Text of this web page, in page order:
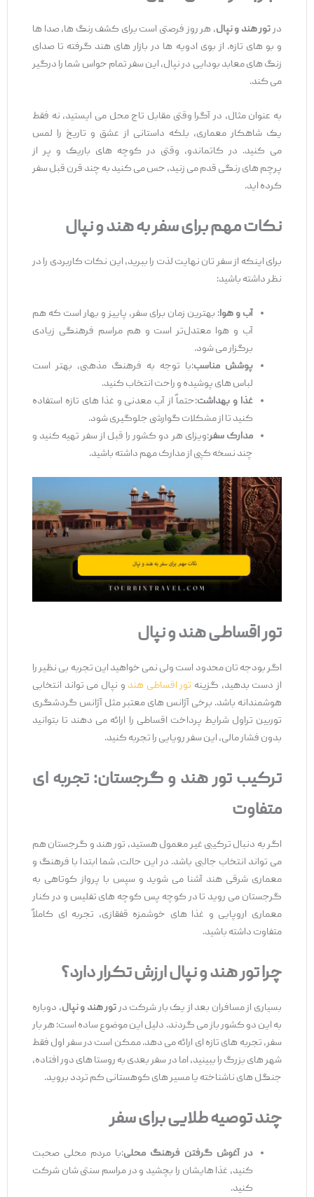
درتور هند و نپال، هر روز فرصتی است برای کشف رنگ ‌ها، صدا ها
و بو های تازه. از بوی ادویه‌ ها در بازار های هند گرفته تا صدای
زنگ‌ های معابد بودایی در نپال، این سفر تمام حواس شما را درگیر
می ‌کند.
به عنوان مثال، در آگرا وقتی مقابل تاج محل می ‌ایستید، نه فقط
یک شاهکار معماری، بلکه داستانی از عشق و تاریخ را لمس
می‌ کنید. در کاتماندو، وقتی در کوچه‌ های باریک و پر از
پرچم ‌های رنگی قدم می ‌زنید، حس می‌ کنید به چند قرن قبل سفر
کرده ‌اید.
نکات مهم برای سفر به هند و نپال
برای اینکه از سفر تان نهایت لذت را ببرید، این نکات کاربردی را در
نظر داشته باشید:
آب و هوا: بهترین زمان برای سفر، پاییز و بهار است که هم
آب و هوا معتدل‌تر است و هم مراسم فرهنگی زیادی
برگزار می‌ شود.
پوشش مناسب:با توجه به فرهنگ مذهبی، بهتر است
لباس ‌های پوشیده و راحت انتخاب کنید.
غذا و بهداشت:حتماً از آب معدنی و غذا های تازه استفاده
کنید تا از مشکلات گوارشی جلوگیری شود.
مدارک سفر:ویزای هر دو کشور را قبل از سفر تهیه کنید و
چند نسخه کپی از مدارک مهم داشته باشید.
تور اقساطی هند و نپال
اگر بودجه ‌تان محدود است ولی نمی ‌خواهید این تجربه بی ‌نظیر را
از دست بدهید، گزینهتور اقساطی هندو نپال می ‌تواند انتخابی
هوشمندانه باشد. برخی آژانس ‌های معتبر مثل آژانس گردشگری
توربین تراول شرایط پرداخت اقساطی را ارائه می ‌دهند تا بتوانید
بدون فشار مالی، این سفر رویایی را تجربه کنید.
ترکیب تور هند و گرجستان: تجربه‌ای
متفاوت
اگر به دنبال ترکیبی غیر معمول هستید، تور هند و گرجستان هم
می‌ تواند انتخاب جالبی باشد. در این حالت، شما ابتدا با فرهنگ و
معماری شرقی هند آشنا می ‌شوید و سپس با پرواز کوتاهی به
گرجستان می ‌روید تا در کوچه ‌پس ‌کوچه ‌های تفلیس و در کنار
معماری اروپایی و غذا های خوشمزه قفقازی، تجربه ‌ای کاملاً
متفاوت داشته باشید.
چرا تور هند و نپال ارزش تکرار دارد؟
بسیاری از مسافران بعد از یک ‌بار شرکت درتور هند و نپال، دوباره
به این دو کشور باز می ‌گردند. دلیل این موضوع ساده است: هر بار
سفر، تجربه ‌های تازه ‌ای ارائه می ‌دهد. ممکن است در سفر اول فقط
شهر های بزرگ را ببینید، اما در سفر بعدی به روستا های دور افتاده،
جنگل ‌های ناشناخته یا مسیر های کوهستانی کم ‌تردد بروید.
چند توصیه طلایی برای سفر
در آغوش گرفتن فرهنگ محلی:با مردم محلی صحبت
کنید، غذا هایشان را بچشید و در مراسم سنتی‌ شان شرکت
کنید.